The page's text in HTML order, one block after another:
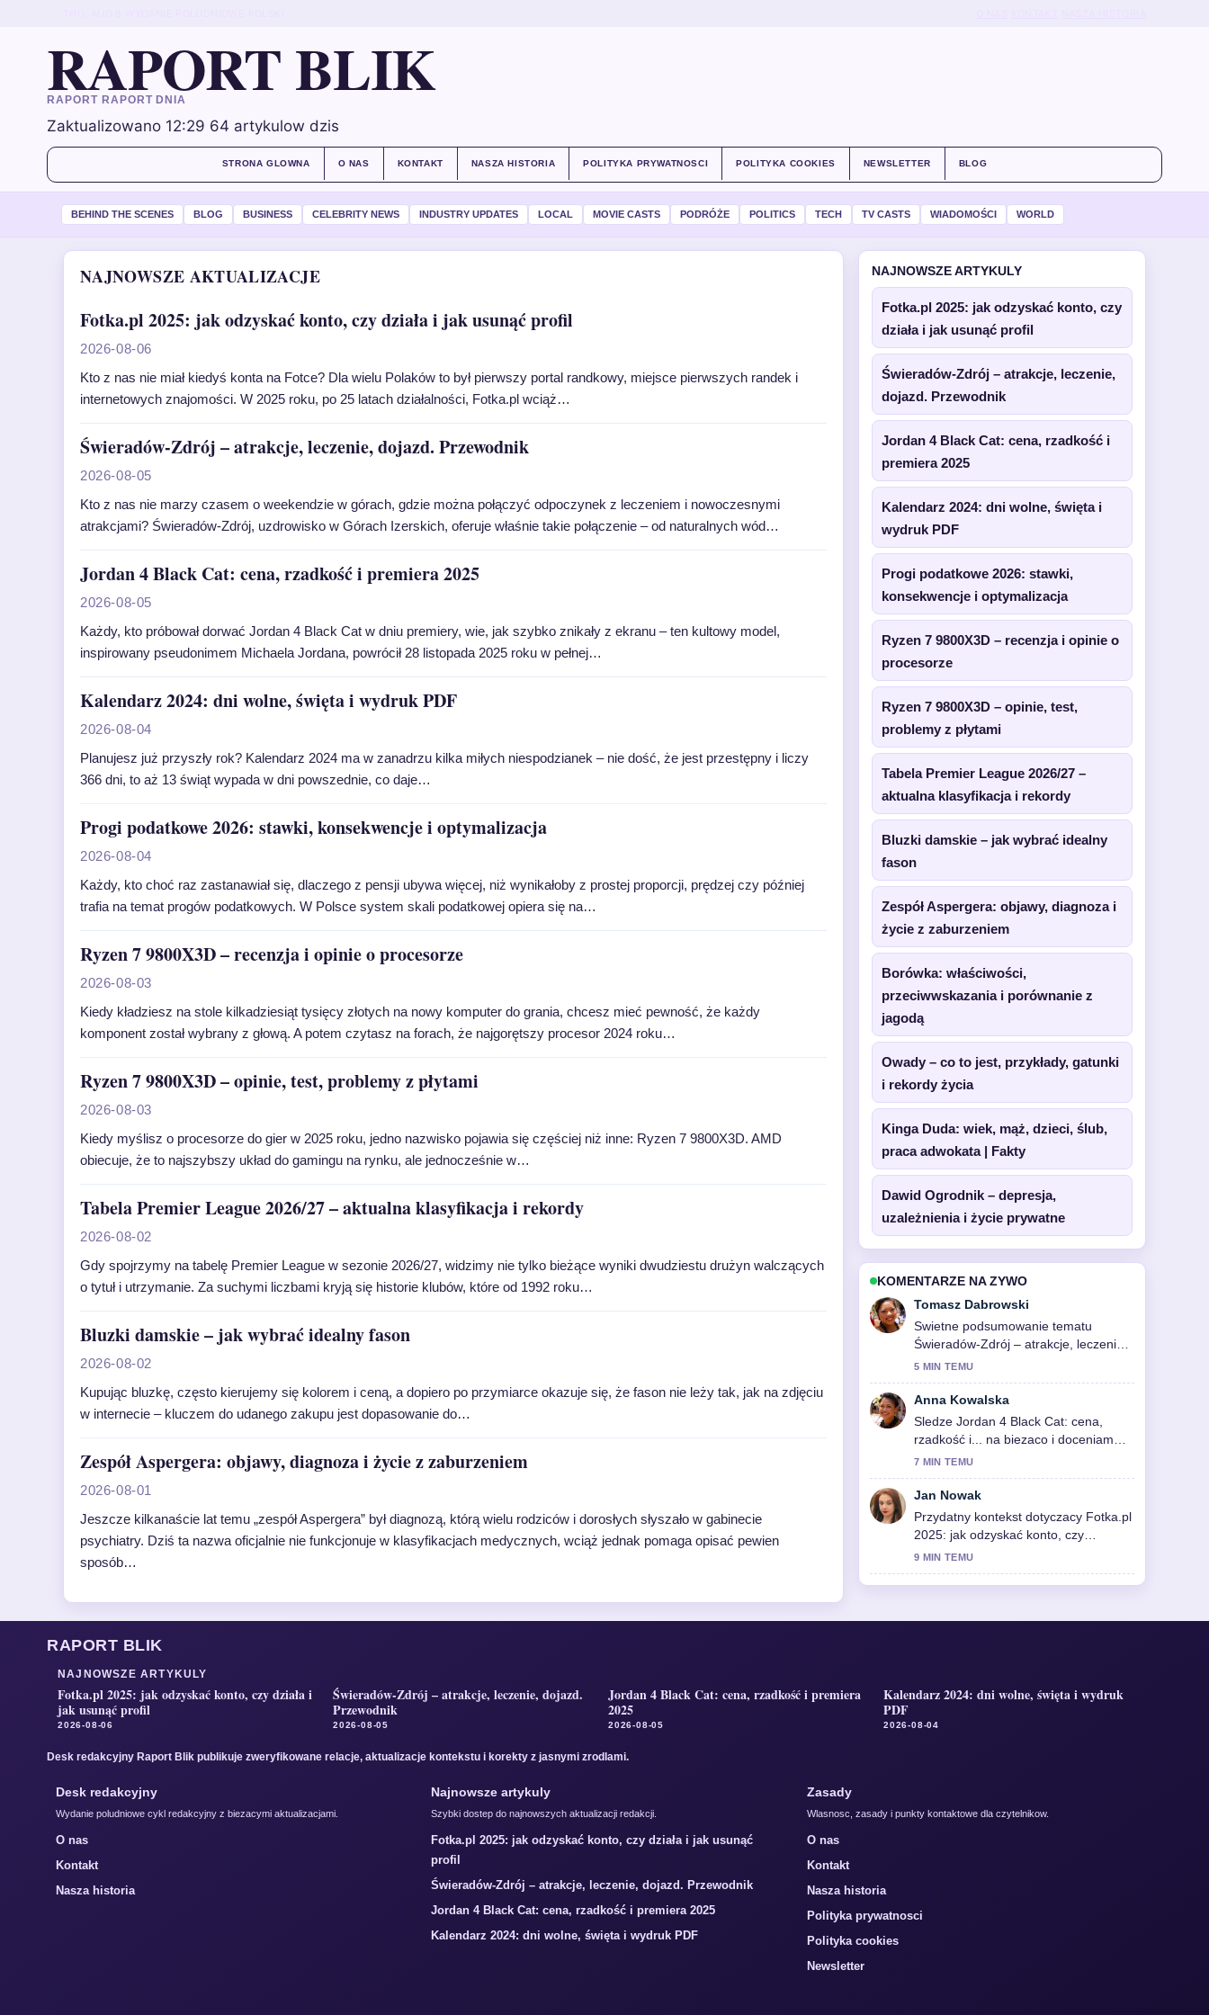
RAPORT BLIK
RAPORT RAPORT DNIA
Zaktualizowano 12:29 64 artykulow dzis
STRONA GLOWNA O NAS KONTAKT NASZA HISTORIA POLITYKA PRYWATNOSCI POLITYKA COOKIES NEWSLETTER BLOG
BEHIND THE SCENES BLOG BUSINESS CELEBRITY NEWS INDUSTRY UPDATES LOCAL MOVIE CASTS PODRÓŻE POLITICS TECH TV CASTS WIADOMOŚCI WORLD
NAJNOWSZE AKTUALIZACJE
Fotka.pl 2025: jak odzyskać konto, czy działa i jak usunąć profil
2026-08-06
Kto z nas nie miał kiedyś konta na Fotce? Dla wielu Polaków to był pierwszy portal randkowy, miejsce pierwszych randek i
internetowych znajomości. W 2025 roku, po 25 latach działalności, Fotka.pl wciąż…
Świeradów-Zdrój – atrakcje, leczenie, dojazd. Przewodnik
2026-08-05
Kto z nas nie marzy czasem o weekendzie w górach, gdzie można połączyć odpoczynek z leczeniem i nowoczesnymi
atrakcjami? Świeradów-Zdrój, uzdrowisko w Górach Izerskich, oferuje właśnie takie połączenie – od naturalnych wód…
Jordan 4 Black Cat: cena, rzadkość i premiera 2025
2026-08-05
Każdy, kto próbował dorwać Jordan 4 Black Cat w dniu premiery, wie, jak szybko znikały z ekranu – ten kultowy model,
inspirowany pseudonimem Michaela Jordana, powrócił 28 listopada 2025 roku w pełnej…
Kalendarz 2024: dni wolne, święta i wydruk PDF
2026-08-04
Planujesz już przyszły rok? Kalendarz 2024 ma w zanadrzu kilka miłych niespodzianek – nie dość, że jest przestępny i liczy
366 dni, to aż 13 świąt wypada w dni powszednie, co daje…
Progi podatkowe 2026: stawki, konsekwencje i optymalizacja
2026-08-04
Każdy, kto choć raz zastanawiał się, dlaczego z pensji ubywa więcej, niż wynikałoby z prostej proporcji, prędzej czy później
trafia na temat progów podatkowych. W Polsce system skali podatkowej opiera się na…
Ryzen 7 9800X3D – recenzja i opinie o procesorze
2026-08-03
Kiedy kładziesz na stole kilkadziesiąt tysięcy złotych na nowy komputer do grania, chcesz mieć pewność, że każdy
komponent został wybrany z głową. A potem czytasz na forach, że najgorętszy procesor 2024 roku…
Ryzen 7 9800X3D – opinie, test, problemy z płytami
2026-08-03
Kiedy myślisz o procesorze do gier w 2025 roku, jedno nazwisko pojawia się częściej niż inne: Ryzen 7 9800X3D. AMD
obiecuje, że to najszybszy układ do gamingu na rynku, ale jednocześnie w…
Tabela Premier League 2026/27 – aktualna klasyfikacja i rekordy
2026-08-02
Gdy spojrzymy na tabelę Premier League w sezonie 2026/27, widzimy nie tylko bieżące wyniki dwudziestu drużyn walczących
o tytuł i utrzymanie. Za suchymi liczbami kryją się historie klubów, które od 1992 roku…
Bluzki damskie – jak wybrać idealny fason
2026-08-02
Kupując bluzkę, często kierujemy się kolorem i ceną, a dopiero po przymiarce okazuje się, że fason nie leży tak, jak na zdjęciu
w internecie – kluczem do udanego zakupu jest dopasowanie do…
Zespół Aspergera: objawy, diagnoza i życie z zaburzeniem
2026-08-01
Jeszcze kilkanaście lat temu „zespół Aspergera” był diagnozą, którą wielu rodziców i dorosłych słyszało w gabinecie
psychiatry. Dziś ta nazwa oficjalnie nie funkcjonuje w klasyfikacjach medycznych, wciąż jednak pomaga opisać pewien
sposób…
NAJNOWSZE ARTYKULY
Fotka.pl 2025: jak odzyskać konto, czy
działa i jak usunąć profil
Świeradów-Zdrój – atrakcje, leczenie,
dojazd. Przewodnik
Jordan 4 Black Cat: cena, rzadkość i
premiera 2025
Kalendarz 2024: dni wolne, święta i
wydruk PDF
Progi podatkowe 2026: stawki,
konsekwencje i optymalizacja
Ryzen 7 9800X3D – recenzja i opinie o
procesorze
Ryzen 7 9800X3D – opinie, test,
problemy z płytami
Tabela Premier League 2026/27 –
aktualna klasyfikacja i rekordy
Bluzki damskie – jak wybrać idealny
fason
Zespół Aspergera: objawy, diagnoza i
życie z zaburzeniem
Borówka: właściwości,
przeciwwskazania i porównanie z
jagodą
Owady – co to jest, przykłady, gatunki
i rekordy życia
Kinga Duda: wiek, mąż, dzieci, ślub,
praca adwokata | Fakty
Dawid Ogrodnik – depresja,
uzależnienia i życie prywatne
KOMENTARZE NA ZYWO
Tomasz Dabrowski
Swietne podsumowanie tematu
Świeradów-Zdrój – atrakcje, leczenie,
dojazd. Przewodnik. To najjasniejsze
streszczenie, jakie dzis widzialem.
5 MIN TEMU
Anna Kowalska
Sledze Jordan 4 Black Cat: cena,
rzadkość i... na biezaco i doceniam
wywazony ton.
7 MIN TEMU
Jan Nowak
Przydatny kontekst dotyczacy Fotka.pl
2025: jak odzyskać konto, czy
działa.... Prosze kontynuowac
aktualizacje na zywo.
9 MIN TEMU
RAPORT BLIK
NAJNOWSZE ARTYKULY
Fotka.pl 2025: jak odzyskać konto, czy działa i
jak usunąć profil
2026-08-06
Świeradów-Zdrój – atrakcje, leczenie, dojazd.
Przewodnik
2026-08-05
Jordan 4 Black Cat: cena, rzadkość i premiera
2025
2026-08-05
Kalendarz 2024: dni wolne, święta i wydruk
PDF
2026-08-04
Desk redakcyjny Raport Blik publikuje zweryfikowane relacje, aktualizacje kontekstu i korekty z jasnymi zrodlami.
Desk redakcyjny
Wydanie poludniowe cykl redakcyjny z biezacymi aktualizacjami.
O nas
Kontakt
Nasza historia
Najnowsze artykuly
Szybki dostep do najnowszych aktualizacji redakcji.
Fotka.pl 2025: jak odzyskać konto, czy działa i jak usunąć
profil
Świeradów-Zdrój – atrakcje, leczenie, dojazd. Przewodnik
Jordan 4 Black Cat: cena, rzadkość i premiera 2025
Kalendarz 2024: dni wolne, święta i wydruk PDF
Zasady
Wlasnosc, zasady i punkty kontaktowe dla czytelnikow.
O nas
Kontakt
Nasza historia
Polityka prywatnosci
Polityka cookies
Newsletter